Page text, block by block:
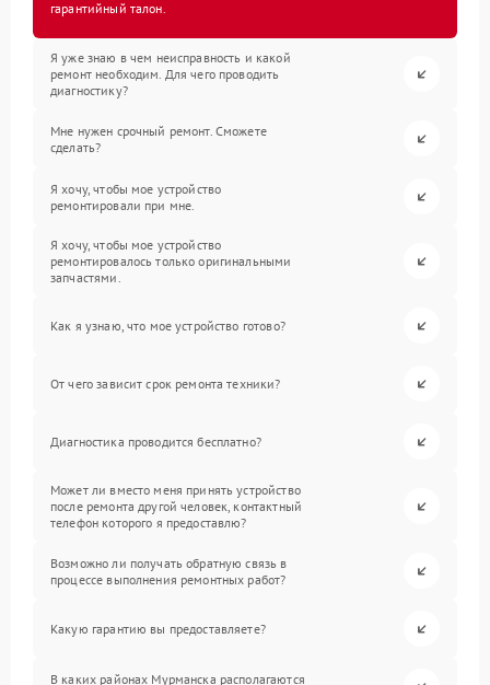
гарантийный талон.
Я уже знаю в чем неисправность и какой
ремонт необходим. Для чего проводить
диагностику?
Мне нужен срочный ремонт. Сможете
сделать?
Я хочу, чтобы мое устройство
ремонтировали при мне.
Я хочу, чтобы мое устройство
ремонтировалось только оригинальными
запчастями.
Как я узнаю, что мое устройство готово?
От чего зависит срок ремонта техники?
Диагностика проводится бесплатно?
Может ли вместо меня принять устройство
после ремонта другой человек, контактный
телефон которого я предоставлю?
Возможно ли получать обратную связь в
процессе выполнения ремонтных работ?
Какую гарантию вы предоставляете?
В каких районах Мурманска располагаются